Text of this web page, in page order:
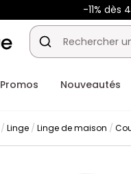
-11%
Promos Nouveautés
Linge Linge de maison